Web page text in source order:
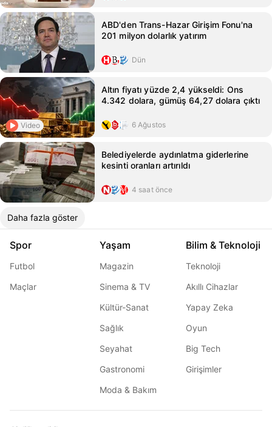
ABD'den Trans-Hazar Girişim Fonu'na
201 milyon dolarlık yatırım
Dün
Video
Altın fiyatı yüzde 2,4 yükseldi: Ons
4.342 dolara, gümüş 64,27 dolara çıktı
6 Ağustos
Belediyelerde aydınlatma giderlerine
kesinti oranları artırıldı
4 saat önce
Daha fazla göster
Spor
Futbol
Maçlar
Yaşam
Magazin
Sinema & TV
Kültür-Sanat
Sağlık
Seyahat
Gastronomi
Moda & Bakım
Bilim & Teknoloji
Teknoloji
Akıllı Cihazlar
Yapay Zeka
Oyun
Big Tech
Girişimler